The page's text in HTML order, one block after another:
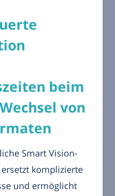
beim
von
Smart Vision-
komplizierte
und ermöglicht